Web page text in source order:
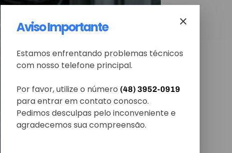
Aviso Importante
Estamos enfrentando problemas técnicos
com nosso telefone principal.
Por favor, utilize o número (48) 3952-0919
para entrar em contato conosco.
Pedimos desculpas pelo inconveniente e
agradecemos sua compreensão.